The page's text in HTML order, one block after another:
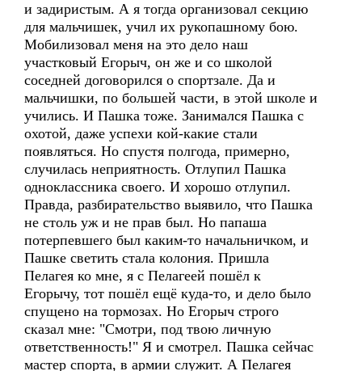
и задиристым. А я тогда организовал секцию
для мальчишек, учил их рукопашному бою.
Мобилизовал меня на это дело наш
участковый Егорыч, он же и со школой
соседней договорился о спортзале. Да и
мальчишки, по большей части, в этой школе и
учились. И Пашка тоже. Занимался Пашка с
охотой, даже успехи кой-какие стали
появляться. Но спустя полгода, примерно,
случилась неприятность. Отлупил Пашка
одноклассника своего. И хорошо отлупил.
Правда, разбирательство выявило, что Пашка
не столь уж и не прав был. Но папаша
потерпевшего был каким-то начальничком, и
Пашке светить стала колония. Пришла
Пелагея ко мне, я с Пелагеей пошёл к
Егорычу, тот пошёл ещё куда-то, и дело было
спущено на тормозах. Но Егорыч строго
сказал мне: "Смотри, под твою личную
ответственность!" Я и смотрел. Пашка сейчас
мастер спорта, в армии служит. А Пелагея